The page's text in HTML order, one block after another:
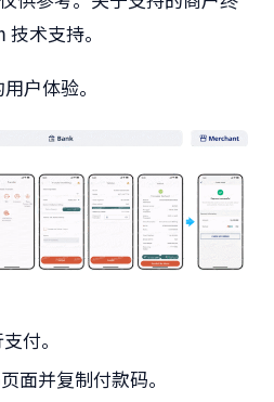
术支持。
户体验。
付。
面并复制付款码。